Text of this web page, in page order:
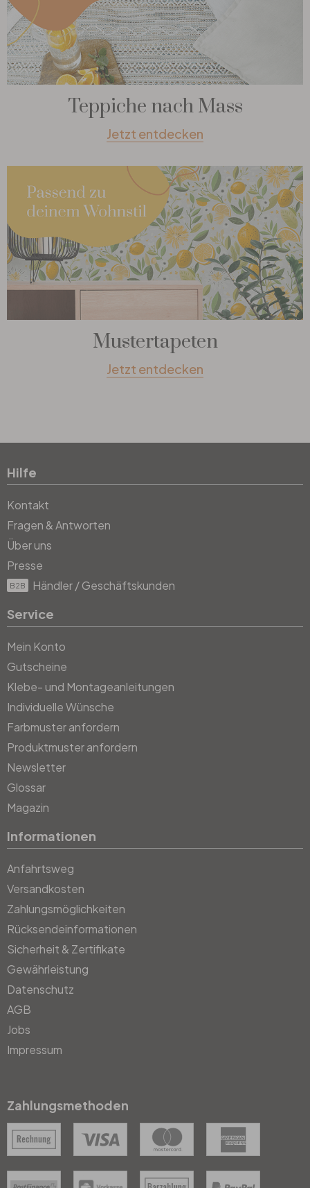
Teppiche nach Mass
Jetzt entdecken
Mustertapeten
Jetzt entdecken
Hilfe
Kontakt
Fragen & Antworten
Über uns
Presse
B2B Händler / Geschäftskunden
Service
Mein Konto
Gutscheine
Klebe- und Montageanleitungen
Individuelle Wünsche
Farbmuster anfordern
Produktmuster anfordern
Newsletter
Glossar
Magazin
Informationen
Anfahrtsweg
Versandkosten
Zahlungsmöglichkeiten
Rücksendeinformationen
Sicherheit & Zertifikate
Gewährleistung
Datenschutz
AGB
Jobs
Impressum
Zahlungsmethoden